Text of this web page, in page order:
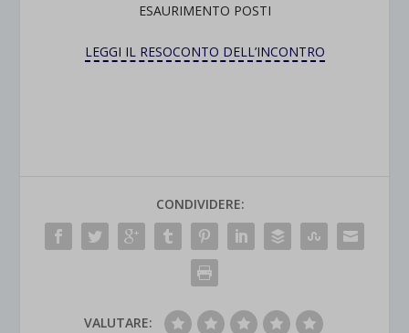
ESAURIMENTO POSTI
LEGGI IL RESOCONTO DELL’INCONTRO
CONDIVIDERE:
VALUTARE: